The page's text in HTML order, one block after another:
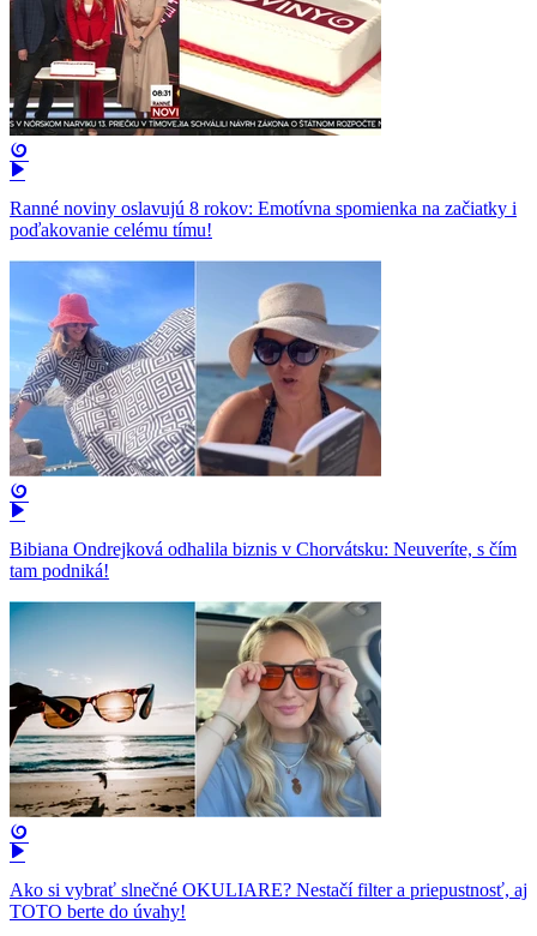
Ranné noviny oslavujú 8 rokov: Emotívna spomienka na začiatky i
poďakovanie celému tímu!
Bibiana Ondrejková odhalila biznis v Chorvátsku: Neuveríte, s čím
tam podniká!
Ako si vybrať slnečné OKULIARE? Nestačí filter a priepustnosť, aj
TOTO berte do úvahy!